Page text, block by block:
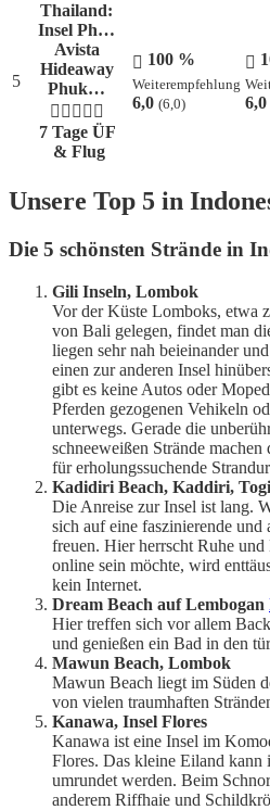
5
Thailand:
Insel Ph…
Avista
Hideaway
Phuk…
7 Tage ÜF
& Flug
100 %
Weiterempfehlung
6,0 (6,0) 6,0
Unsere Top 5 in
Die 5 schönsten Strände in
Gili Inseln, Lombok
Vor der Küste Lomboks, etwa
von Bali gelegen, findet man
liegen sehr nah beieinander
einen zur anderen Insel
gibt es keine Autos oder
Pferden gezogenen Vehikeln
unterwegs. Gerade die
schneeweißen Strände
für erholungssuchende
Kadidiri Beach, Kaddiri,
Die Anreise zur Insel ist lang.
sich auf eine faszinierende
freuen. Hier herrscht Ruhe
online sein möchte, wird
kein Internet.
Dream Beach auf Lembogan
Hier treffen sich vor allem
und genießen ein Bad in den
Mawun Beach, Lombok
Mawun Beach liegt im Süden
von vielen traumhaften
Kanawa, Insel Flores
Kanawa ist eine Insel im
Flores. Das kleine Eiland kann
umrundet werden. Beim
anderem Riffhaie und